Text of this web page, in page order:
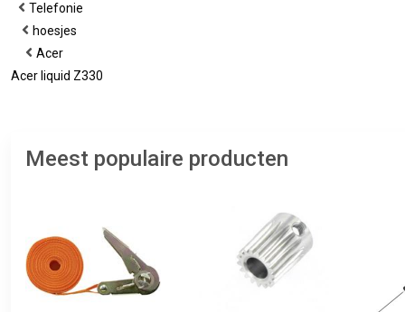
Telefonie
hoesjes
Acer
Acer liquid Z330
Meest populaire producten